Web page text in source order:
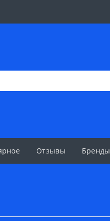
Отзывы Бренды